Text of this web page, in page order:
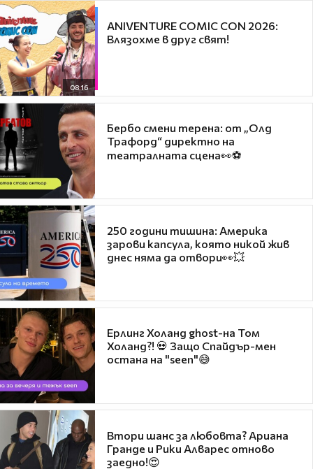
08:16
ANIVENTURE COMIC CON 2026:
Влязохме в друг свят!
Бербо смени терена: от „Олд
Трафорд“ директно на
театралната сцена👀⚽
250 години тишина: Америка
зарови капсула, която никой жив
днес няма да отвори👀💥
Ерлинг Холанд ghost-на Том
Холанд?! 💀 Защо Спайдър-мен
остана на "seen"😅
Втори шанс за любовта? Ариана
Гранде и Рики Алварес отново
заедно!😍